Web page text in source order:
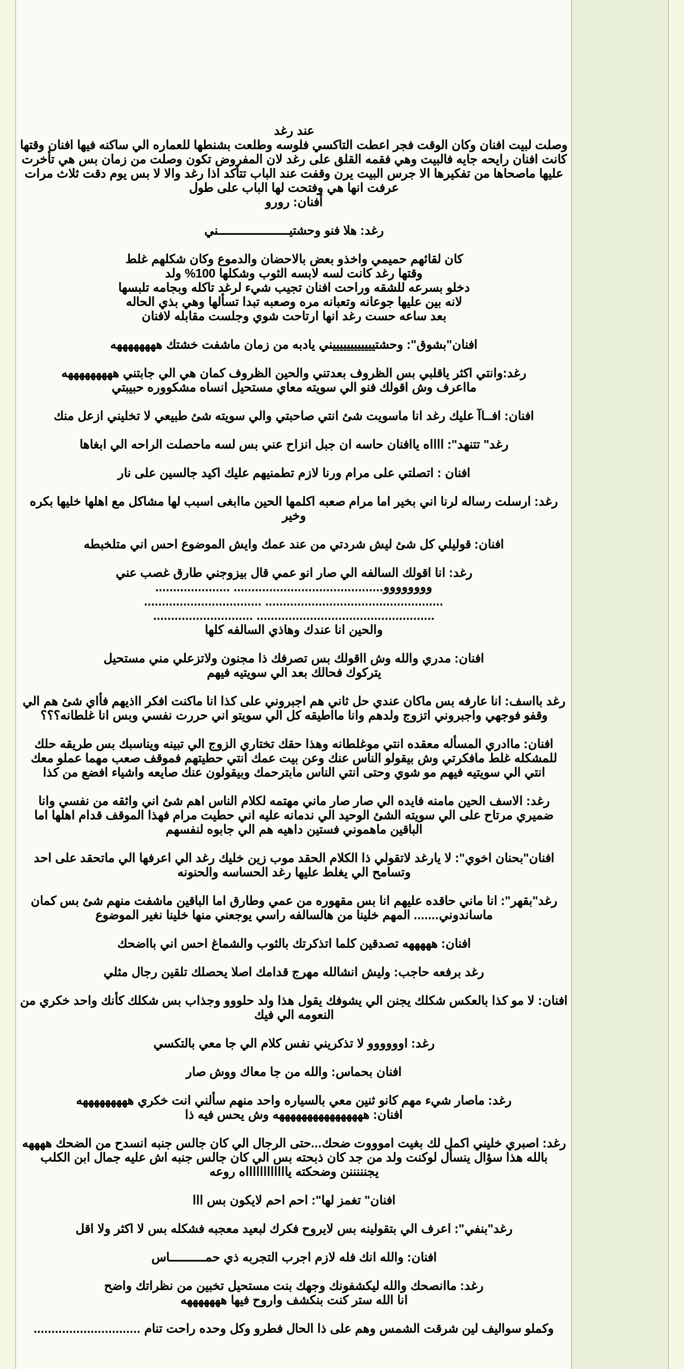
عند رغد
وصلت لبيت افنان وكان الوقت فجر اعطت التاكسي فلوسه وطلعت بشنطها للعماره الي ساكنه فيها افنان وقتها
كانت افنان رايحه جايه فالبيت وهي فقمه القلق على رغد لان المفروض تكون وصلت من زمان بس هي تأخرت
عليها ماصحاها من تفكيرها الا جرس البيت يرن وقفت عند الباب تتأكد اذا رغد والا لا بس يوم دقت ثلاث مرات
عرفت انها هي وفتحت لها الباب على طول
أفنان: رورو
رغد: هلا فنو وحشتيــــــــــــــــــــني
كان لقائهم حميمي واخذو بعض بالاحضان والدموع وكان شكلهم غلط
وقتها رغد كانت لسه لابسه الثوب وشكلها 100% ولد
دخلو بسرعه للشقه وراحت افنان تجيب شيء لرغد تاكله وبجامه تلبسها
لانه بين عليها جوعانه وتعبانه مره وصعبه تبدا تسألها وهي بذي الحاله
بعد ساعه حست رغد انها ارتاحت شوي وجلست مقابله لافنان
افنان"بشوق": وحشتييييييييييييني يادبه من زمان ماشفت خشتك ههههههههه
رغد:وانتي اكثر ياقلبي بس الظروف بعدتني والحين الظروف كمان هي الي جابتني هههههههههه
مااعرف وش اقولك فنو الي سويته معاي مستحيل انساه مشكووره حبيبتي
افنان: افــاآ عليك رغد انا ماسويت شئ انتي صاحبتي والي سويته شئ طبيعي لا تخليني ازعل منك
رغد" تتنهد": ااااه ياافنان حاسه ان جبل انزاح عني بس لسه ماحصلت الراحه الي ابغاها
افنان : اتصلتي على مرام ورنا لازم تطمنيهم عليك اكيد جالسين على نار
رغد: ارسلت رساله لرنا اني بخير اما مرام صعبه اكلمها الحين ماابغى اسبب لها مشاكل مع اهلها خليها بكره
وخير
افنان: قوليلي كل شئ ليش شردتي من عند عمك وايش الموضوع احس اني متلخبطه
رغد: انا اقولك السالفه الي صار انو عمي قال بيزوجني طارق غصب عني
وووووووو.......................................... .....................
.................................................. .................................
.................................................. ............................
والحين انا عندك وهاذي السالفه كلها
افنان: مدري والله وش ااقولك بس تصرفك ذا مجنون ولاتزعلي مني مستحيل
يتركوك فحالك بعد الي سويتيه فيهم
رغد بااسف: انا عارفه بس ماكان عندي حل ثاني هم اجبروني على كذا انا ماكنت افكر ااذيهم فأاي شئ هم الي
وقفو فوجهي واجبروني اتزوج ولدهم وانا مااطيقه كل الي سويتو اني حررت نفسي وبس انا غلطانه؟؟؟
افنان: ماادري المسأله معقده انتي موغلطانه وهذا حقك تختاري الزوج الي تبينه ويناسبك بس طريقه حلك
للمشكله غلط مافكرتي وش بيقولو الناس عنك وعن بيت عمك انتي حطيتهم فموقف صعب مهما عملو معك
انتي الي سويتيه فيهم مو شوي وحتى انتي الناس مابترحمك وبيقولون عنك صايعه واشياء افضع من كذا
رغد: الاسف الحين مامنه فايده الي صار صار ماني مهتمه لكلام الناس اهم شئ اني واثقه من نفسي وانا
ضميري مرتاح على الي سويته الشئ الوحيد الي ندمانه عليه اني حطيت مرام فهذا الموقف قدام اهلها اما
الباقين ماهموني فستين داهيه هم الي جابوه لنفسهم
افنان"بحنان اخوي": لا يارغد لاتقولي ذا الكلام الحقد موب زين خليك رغد الي اعرفها الي ماتحقد على احد
وتسامح الي يغلط عليها رغد الحساسه والحنونه
رغد"بقهر": انا ماني حاقده عليهم انا بس مقهوره من عمي وطارق اما الباقين ماشفت منهم شئ بس كمان
ماساندوني....... المهم خلينا من هالسالفه راسي يوجعني منها خلينا نغير الموضوع
افنان: هههههه تصدقين كلما اتذكرتك بالثوب والشماغ احس اني بااضحك
رغد برفعه حاجب: وليش انشالله مهرج قدامك اصلا يحصلك تلقين رجال مثلي
افنان: لا مو كذا بالعكس شكلك يجنن الي يشوفك يقول هذا ولد حلووو وجذاب بس شكلك كأنك واحد خكري من
النعومه الي فيك
رغد: اوووووو لا تذكريني نفس كلام الي جا معي بالتكسي
افنان بحماس: والله من جا معاك ووش صار
رغد: ماصار شيء مهم كانو ثنين معي بالسياره واحد منهم سألني انت خكري هههههههههه
افنان: ههههههههههههههههه وش يحس فيه ذا
رغد: اصبري خليني اكمل لك بغيت اموووت ضحك...حتى الرجال الي كان جالس جنبه انسدح من الضحك ههههه
بالله هذا سؤال ينسأل لوكنت ولد من جد كان ذبحته بس الي كان جالس جنبه اش عليه جمال ابن الكلب
يجنننننن وضحكته يااااااااااااه روعه
افنان" تغمز لها": احم احم لايكون بس ااا
رغد"بنفي": اعرف الي بتقولينه بس لايروح فكرك لبعيد معجبه فشكله بس لا اكثر ولا اقل
افنان: والله انك فله لازم اجرب التجربه ذي حمــــــــــاس
رغد: ماانصحك والله ليكشفونك وجهك بنت مستحيل تخبين من نظراتك واضح
انا الله ستر كنت بنكشف واروح فيها هههههههه
وكملو سواليف لين شرقت الشمس وهم على ذا الحال فطرو وكل وحده راحت تنام ..............................